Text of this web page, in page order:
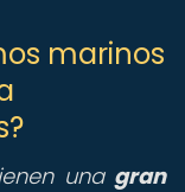
marinos
una gran